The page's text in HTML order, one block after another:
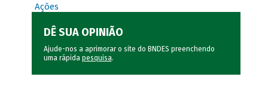
Ações
DÊ SUA OPINIÃO
Ajude-nos a aprimorar o site do BNDES preenchendo
uma rápida pesquisa.